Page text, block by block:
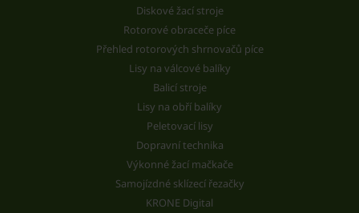
Diskové žací stroje
Rotorové obraceče píce
Přehled rotorových shrnovačů píce
Lisy na válcové balíky
Balicí stroje
Lisy na obří balíky
Peletovací lisy
Dopravní technika
Výkonné žací mačkače
Samojízdné sklízecí řezačky
KRONE Digital